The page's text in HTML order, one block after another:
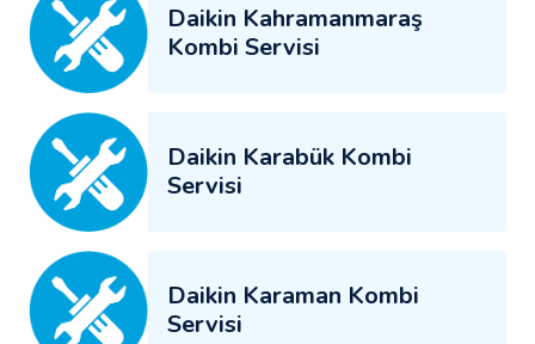
Daikin Kahramanmaraş
Kombi Servisi
Daikin Karabük Kombi
Servisi
Daikin Karaman Kombi
Servisi